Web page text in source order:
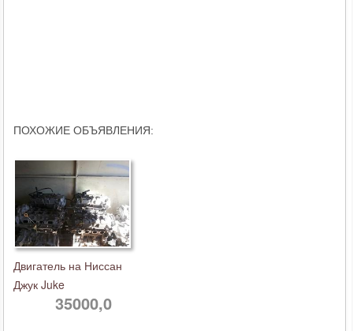
ПОХОЖИЕ ОБЪЯВЛЕНИЯ:
Двигатель на Ниссан
Джук Juke
35000,0